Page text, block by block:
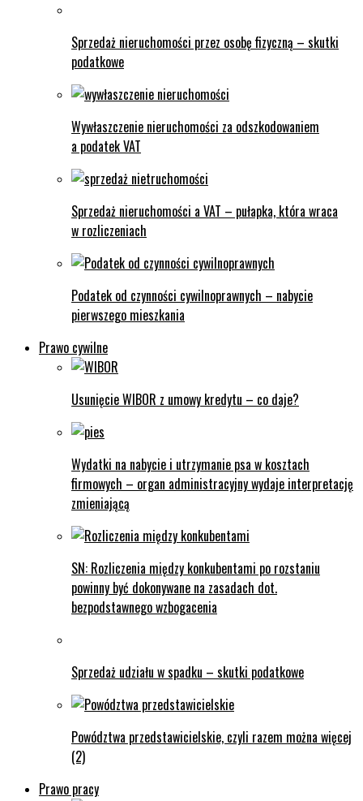
Sprzedaż nieruchomości przez osobę fizyczną – skutki
podatkowe
Wywłaszczenie nieruchomości za odszkodowaniem
a podatek VAT
Sprzedaż nieruchomości a VAT – pułapka, która wraca
w rozliczeniach
Podatek od czynności cywilnoprawnych – nabycie
pierwszego mieszkania
Prawo cywilne
Usunięcie WIBOR z umowy kredytu – co daje?
Wydatki na nabycie i utrzymanie psa w kosztach
firmowych – organ administracyjny wydaje interpretację
zmieniającą
SN: Rozliczenia między konkubentami po rozstaniu
powinny być dokonywane na zasadach dot.
bezpodstawnego wzbogacenia
Sprzedaż udziału w spadku – skutki podatkowe
Powództwa przedstawicielskie, czyli razem można więcej
(2)
Prawo pracy